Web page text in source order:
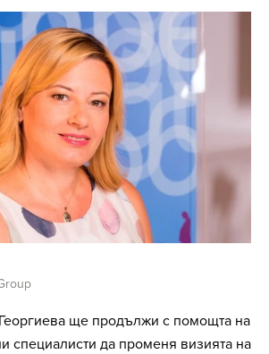
ще продължи с помощта на
специалисти да променя визията на